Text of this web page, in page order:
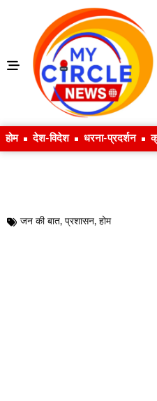
होम देश-विदेश धरना-प्रदर्शन
जन की बात, प्रशासन, होम